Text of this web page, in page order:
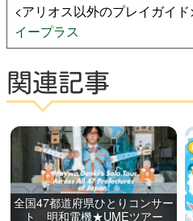
<アリオス以外のプレイガイド
イープラス
関連記事
全国47都道府県ひとりコンサー
ト 明和電機★UMEツアー